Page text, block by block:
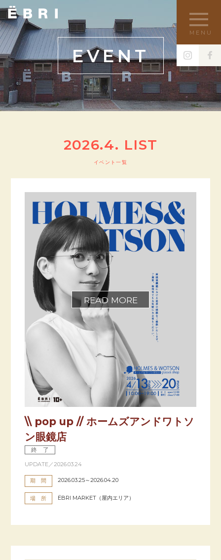
MENU
EVENT
2026.4. LIST
イベント一覧
\\ pop up // ホームズアンドワトソ
ン眼鏡店
終 了
UPDATE／2026.03.24
期 間 2026.03.25～2026.04.20
場 所 ËBRI MARKET（屋内エリア）